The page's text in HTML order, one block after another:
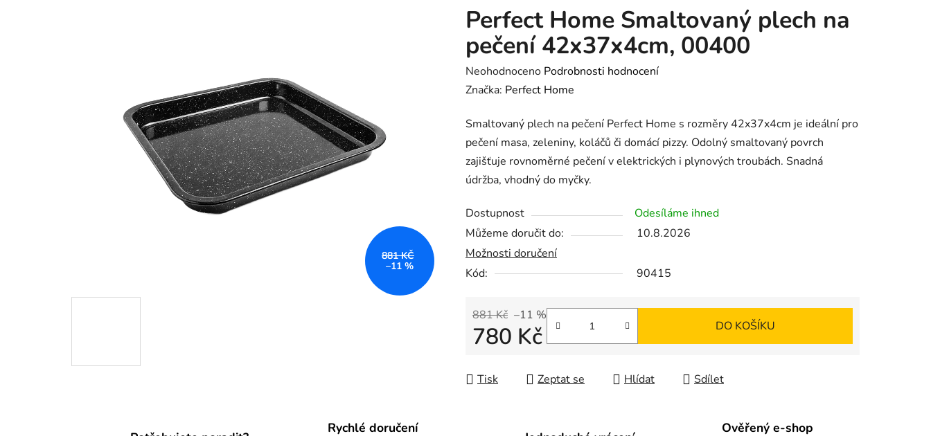
Perfect Home Smaltovaný plech na
pečení 42x37x4cm, 00400
Průměrné
hodnocení
je
0,0
z
5
Neohodnoceno Podrobnosti hodnocení
Značka: Perfect Home
Smaltovaný plech na pečení Perfect Home s rozměry 42x37x4cm je ideální pro
pečení masa, zeleniny, koláčů či domácí pizzy. Odolný smaltovaný povrch
zajišťuje rovnoměrné pečení v elektrických i plynových troubách. Snadná
údržba, vhodný do myčky.
Dostupnost
Odesíláme ihned
Můžeme doručit do:
10.8.2026
Možnosti doručení
Kód:
90415
881 Kč –11 %
780 Kč DO KOŠÍKU
Tisk Zeptat se Hlídat Sdílet
881 KČ
–11 %
Rychlé doručení Ověřený e-shop